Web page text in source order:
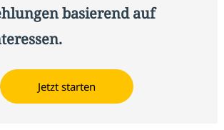
basierend auf
Jetzt starten